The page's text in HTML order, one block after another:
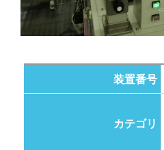
装置番号
カテゴリ